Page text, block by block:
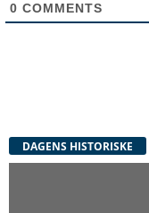
0 COMMENTS
DAGENS HISTORISKE